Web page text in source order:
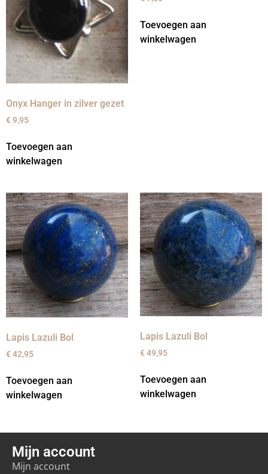
Onyx Hanger in zilver gezet
€9,95
Toevoegen aan
winkelwagen
Toevoegen aan
winkelwagen
Lapis Lazuli Bol
€42,95
Toevoegen aan
winkelwagen
Lapis Lazuli Bol
€49,95
Toevoegen aan
winkelwagen
Mijn account
Mijn account